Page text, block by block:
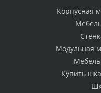
Корпусная
Модульная
Купить